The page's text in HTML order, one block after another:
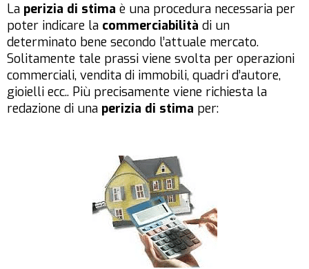
La perizia di stima è una procedura necessaria per
poter indicare la commerciabilità di un
determinato bene secondo l’attuale mercato.
Solitamente tale prassi viene svolta per operazioni
commerciali, vendita di immobili, quadri d’autore,
gioielli ecc.. Più precisamente viene richiesta la
redazione di una perizia di stima per: